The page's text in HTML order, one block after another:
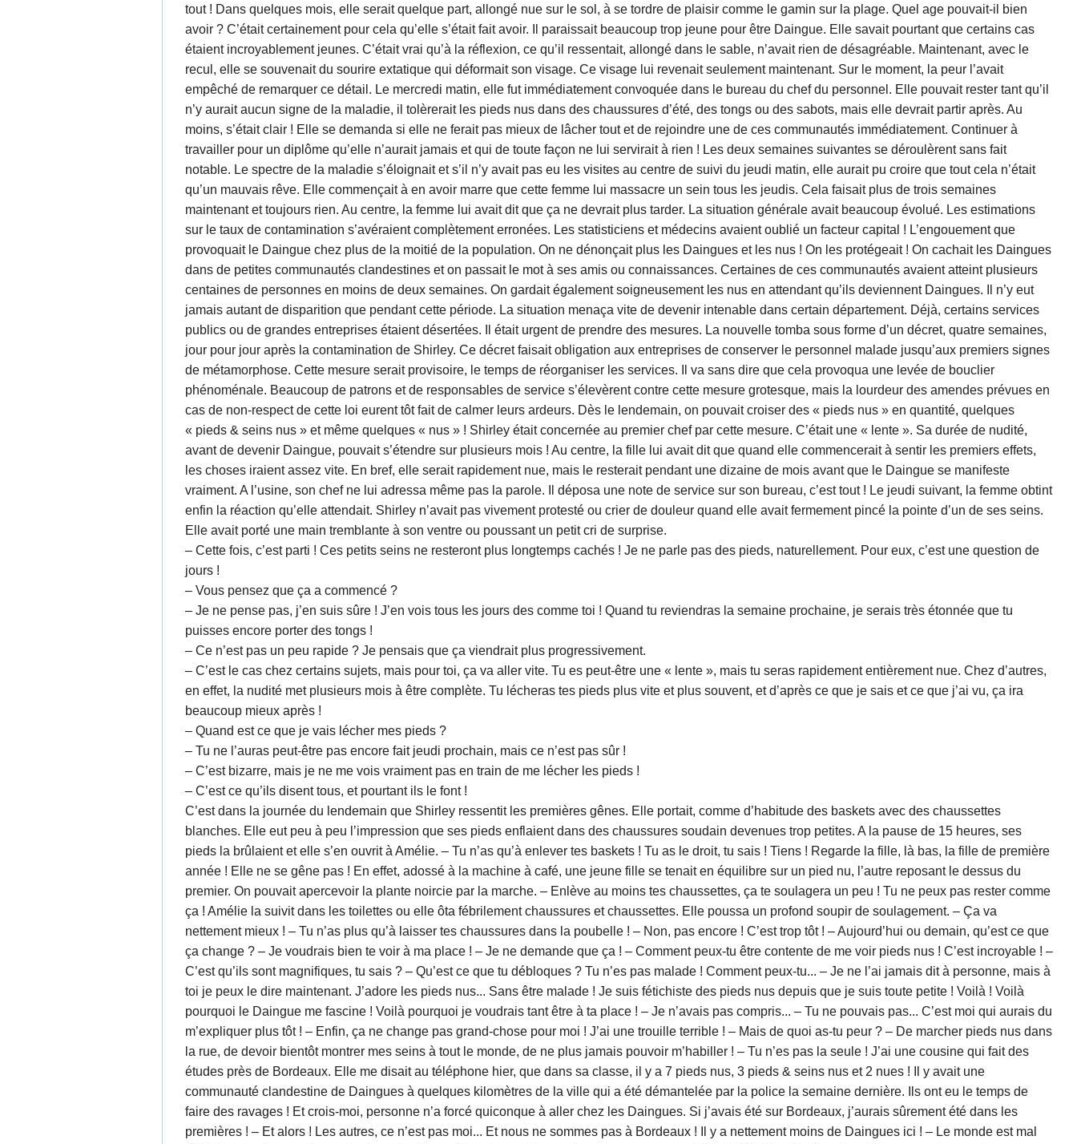
tout ! Dans quelques mois, elle serait quelque part, allongé nue sur le sol, à se tordre de plaisir comme le gamin sur la plage. Quel age pouvait-il bien
avoir ? C’était certainement pour cela qu’elle s’était fait avoir. Il paraissait beaucoup trop jeune pour être Daingue. Elle savait pourtant que certains cas
étaient incroyablement jeunes. C’était vrai qu’à la réflexion, ce qu’il ressentait, allongé dans le sable, n’avait rien de désagréable. Maintenant, avec le
recul, elle se souvenait du sourire extatique qui déformait son visage. Ce visage lui revenait seulement maintenant. Sur le moment, la peur l’avait
empêché de remarquer ce détail. Le mercredi matin, elle fut immédiatement convoquée dans le bureau du chef du personnel. Elle pouvait rester tant qu’il
n’y aurait aucun signe de la maladie, il tolèrerait les pieds nus dans des chaussures d’été, des tongs ou des sabots, mais elle devrait partir après. Au
moins, s’était clair ! Elle se demanda si elle ne ferait pas mieux de lâcher tout et de rejoindre une de ces communautés immédiatement. Continuer à
travailler pour un diplôme qu’elle n’aurait jamais et qui de toute façon ne lui servirait à rien ! Les deux semaines suivantes se déroulèrent sans fait
notable. Le spectre de la maladie s’éloignait et s’il n’y avait pas eu les visites au centre de suivi du jeudi matin, elle aurait pu croire que tout cela n’était
qu’un mauvais rêve. Elle commençait à en avoir marre que cette femme lui massacre un sein tous les jeudis. Cela faisait plus de trois semaines
maintenant et toujours rien. Au centre, la femme lui avait dit que ça ne devrait plus tarder. La situation générale avait beaucoup évolué. Les estimations
sur le taux de contamination s’avéraient complètement erronées. Les statisticiens et médecins avaient oublié un facteur capital ! L’engouement que
provoquait le Daingue chez plus de la moitié de la population. On ne dénonçait plus les Daingues et les nus ! On les protégeait ! On cachait les Daingues
dans de petites communautés clandestines et on passait le mot à ses amis ou connaissances. Certaines de ces communautés avaient atteint plusieurs
centaines de personnes en moins de deux semaines. On gardait également soigneusement les nus en attendant qu’ils deviennent Daingues. Il n’y eut
jamais autant de disparition que pendant cette période. La situation menaça vite de devenir intenable dans certain département. Déjà, certains services
publics ou de grandes entreprises étaient désertées. Il était urgent de prendre des mesures. La nouvelle tomba sous forme d’un décret, quatre semaines,
jour pour jour après la contamination de Shirley. Ce décret faisait obligation aux entreprises de conserver le personnel malade jusqu’aux premiers signes
de métamorphose. Cette mesure serait provisoire, le temps de réorganiser les services. Il va sans dire que cela provoqua une levée de bouclier
phénoménale. Beaucoup de patrons et de responsables de service s’élevèrent contre cette mesure grotesque, mais la lourdeur des amendes prévues en
cas de non-respect de cette loi eurent tôt fait de calmer leurs ardeurs. Dès le lendemain, on pouvait croiser des « pieds nus » en quantité, quelques
« pieds & seins nus » et même quelques « nus » ! Shirley était concernée au premier chef par cette mesure. C’était une « lente ». Sa durée de nudité,
avant de devenir Daingue, pouvait s’étendre sur plusieurs mois ! Au centre, la fille lui avait dit que quand elle commencerait à sentir les premiers effets,
les choses iraient assez vite. En bref, elle serait rapidement nue, mais le resterait pendant une dizaine de mois avant que le Daingue se manifeste
vraiment. A l’usine, son chef ne lui adressa même pas la parole. Il déposa une note de service sur son bureau, c’est tout ! Le jeudi suivant, la femme obtint
enfin la réaction qu’elle attendait. Shirley n’avait pas vivement protesté ou crier de douleur quand elle avait fermement pincé la pointe d’un de ses seins.
Elle avait porté une main tremblante à son ventre ou poussant un petit cri de surprise.
– Cette fois, c’est parti ! Ces petits seins ne resteront plus longtemps cachés ! Je ne parle pas des pieds, naturellement. Pour eux, c’est une question de
jours !
– Vous pensez que ça a commencé ?
– Je ne pense pas, j’en suis sûre ! J’en vois tous les jours des comme toi ! Quand tu reviendras la semaine prochaine, je serais très étonnée que tu
puisses encore porter des tongs !
– Ce n’est pas un peu rapide ? Je pensais que ça viendrait plus progressivement.
– C’est le cas chez certains sujets, mais pour toi, ça va aller vite. Tu es peut-être une « lente », mais tu seras rapidement entièrement nue. Chez d’autres,
en effet, la nudité met plusieurs mois à être complète. Tu lécheras tes pieds plus vite et plus souvent, et d’après ce que je sais et ce que j’ai vu, ça ira
beaucoup mieux après !
– Quand est ce que je vais lécher mes pieds ?
– Tu ne l’auras peut-être pas encore fait jeudi prochain, mais ce n’est pas sûr !
– C’est bizarre, mais je ne me vois vraiment pas en train de me lécher les pieds !
– C’est ce qu’ils disent tous, et pourtant ils le font !
C’est dans la journée du lendemain que Shirley ressentit les premières gênes. Elle portait, comme d’habitude des baskets avec des chaussettes blanches. Elle eut peu à peu l’impression que ses pieds enflaient dans des chaussures soudain devenues trop petites. A la pause de 15 heures, ses pieds la brûlaient et elle s’en ouvrit à Amélie. – Tu n’as qu’à enlever tes baskets ! Tu as le droit, tu sais ! Tiens ! Regarde la fille, là bas, la fille de première année ! Elle ne se gêne pas ! En effet, adossé à la machine à café, une jeune fille se tenait en équilibre sur un pied nu, l’autre reposant le dessus du premier. On pouvait apercevoir la plante noircie par la marche. – Enlève au moins tes chaussettes, ça te soulagera un peu ! Tu ne peux pas rester comme ça ! Amélie la suivit dans les toilettes ou elle ôta fébrilement chaussures et chaussettes. Elle poussa un profond soupir de soulagement. – Ça va nettement mieux ! – Tu n’as plus qu’à laisser tes chaussures dans la poubelle ! – Non, pas encore ! C’est trop tôt ! – Aujourd’hui ou demain, qu’est ce que ça change ? – Je voudrais bien te voir à ma place ! – Je ne demande que ça ! – Comment peux-tu être contente de me voir pieds nus ! C’est incroyable ! – C’est qu’ils sont magnifiques, tu sais ? – Qu’est ce que tu débloques ? Tu n’es pas malade ! Comment peux-tu... – Je ne l’ai jamais dit à personne, mais à toi je peux le dire maintenant. J’adore les pieds nus... Sans être malade ! Je suis fétichiste des pieds nus depuis que je suis toute petite ! Voilà ! Voilà pourquoi le Daingue me fascine ! Voilà pourquoi je voudrais tant être à ta place ! – Je n’avais pas compris... – Tu ne pouvais pas... C’est moi qui aurais du m’expliquer plus tôt ! – Enfin, ça ne change pas grand-chose pour moi ! J’ai une trouille terrible ! – Mais de quoi as-tu peur ? – De marcher pieds nus dans la rue, de devoir bientôt montrer mes seins à tout le monde, de ne plus jamais pouvoir m’habiller ! – Tu n’es pas la seule ! J’ai une cousine qui fait des études près de Bordeaux. Elle me disait au téléphone hier, que dans sa classe, il y a 7 pieds nus, 3 pieds & seins nus et 2 nues ! Il y avait une communauté clandestine de Daingues à quelques kilomètres de la ville qui a été démantelée par la police la semaine dernière. Ils ont eu le temps de faire des ravages ! Et crois-moi, personne n’a forcé quiconque à aller chez les Daingues. Si j’avais été sur Bordeaux, j’aurais sûrement été dans les premières ! – Et alors ! Les autres, ce n’est pas moi... Et nous ne sommes pas à Bordeaux ! Il y a nettement moins de Daingues ici ! – Le monde est mal fait ! Tu as tout ce que je voudrais avoir et tu craches dessus ! La reprise des cours sonna, évitant à Shirley de répondre. Elle essaya de remettre ses chaussettes, mais la grimace qu’elle fit résumait tout le drame de la situation. Elle étouffa presque un sanglot. Voilà ! Elle ne mettrait plus jamais de chaussettes ! Avec appréhension, elle enfila le pied nu droit dans sa basket. On ne pouvait pas dire que c’était vraiment agréable, mais c’était supportable. La fin d’après midi se passa comme dans un rêve. Elle aurait été incapable de répéter une seule phrase de ce qui avait été dit ! En sortant, Amélie proposa. – Tu m’offres un café chez toi ? Shirley haussa les épaules. – Pourquoi pas... – Allez ! Viens ! Il y a une chose qu’on doit absolument faire sur le chemin ! Elle attrapa Shirley par le bras et l’entraîna dans une direction qui n’était pas vraiment la plus courte pour rejoindre le studio de Shirley. Elle s’arrêta devant la vitrine d’un magazine de chaussures. Elle pointa un doigt sur une paire de sandales à fines lanières de cuir. – Voilà ce qu’il te faut ! Ça fera sûrement disparaître la perpétuelle grimace de douleur qui fripe ton visage depuis la pause ! Et puis, elles ne sont pas chères du tout, et pour le peu de temps ou tu vas pouvoir les supporter, c’est très bien ! Shirley ne put retenir un sourire. – Quand tu as quelques choses dans la tête ! Et pour rassurer les gens, tu ‘y connais aussi ! – Tu refuses de regarder la réalité en face. Il faut bien que je le fasse pour toi ! Heureusement, il y avait la pointure de Shirley, un petit 36. Un peu troublée, elle vit le regard d’Amélie s’allumer quand elle retira ses baskets. Elle dit à la vendeuse qu’elle les gardait aux pieds. Quand celle ci lui proposa d’emballer ses baskets, elle lui dit qu’elle pouvait les mettre à la poubelle. Elle avait peur de marcher pieds nus, mais elle devait reconnaître qu’il n’y a que pieds nus qu’elle se sentait bien. Même les sandales, sans la gêner réellement, semblaient inconfortables. Au moment de régler son achat, Amélie posa une paire de tongs sur le comptoir et lui glissant dans l’oreille. – Prend les en même temps... Dans quelques jours, tu en auras besoin. Inutile de revenir ! – Shirley haussa les épaules, mais paya la paire de tongs. Amélie était au centre du petit studio de Shirley. Elle tourna deux fois sur elle-même avant de lancer. – Tu sais qu’il va falloir que tu te débarrasses de pas mal de choses ! – Pourquoi ? – On dirait que tu le fais exprès ! Tu n’as pas encore compris, avec le coup des chaussettes tout à l’heure ? Tu vas devenir « nue », c’est à dire que tu ne vas plus supporter le moindre contact avec le tissu, même sa proximité te sera insupportable ! Tu comprends ça ? – Tu ne crois pas que tu dramatises un peu ? – Tu es vraiment incroyable ! Tu ouvres n’importe quel journal ou une quelconque revue et tous les détails de la progression du Daingue y sont décrit, en large, en long, et en travers, et toi tu trouves que je dramatise ! Tu ne sais pas lire ou quoi ? – Excuse-moi, mais j’ai tellement peur que j’évite soigneusement de lire quoi que ce soit ! – Ça ne te ressemble pas ! Alors je vais te dire, moi, ce qu’il va se passer ! Tu vas... – Non ! Ne dis rien ! Laisse-moi tranquille ! Elle s’enfuit à l’autre bout de la pièce, vers le petit renfoncement qui servait de chambre. Elle fit brusquement demi-tour en sanglotant et alla s’effondrer dans un coin de la minuscule cuisine. Amélie comprit immédiatement. Pas encore habituée à sa nouvelle condition, Shirley venait ne marcher sur la moquette de sa chambre et la douleur qu’elle avait ressentie, était la goutte d’eau qui faisait déborder le vase. Epuisée nerveusement, la jeune fille était en train de craquer. Amélie la rejoignit et la prit dans ses bras, en lui caressant les cheveux. – Allons ! Calme-toi ! Cela ne sert à rien de te mettre dans un état pareil ! Si je pouvais prendre ta place, je le ferais sans hésiter une seule seconde. Nous allons parler si tu veux, calmement, comme il y a longtemps que cela ne nous est pas arrivé... Tu veux bien ? Tu as besoin de parler... Il faut que tu parles ! – J’ai peur Amélie, je suis littéralement morte de trouille. Je ne sais plus ou j’en suis ! – De quoi as-tu peur ! Commence par le début ! – Mais de tout ça, du Daingue, de la nudité, de lé... – De lécher tes pieds nus, dit-le ! – Oui ! – Non ! Dis-le vraiment ! – Oui, j’ai peur de lécher mes pieds nus ! Là ! Tu es contente ? – C’est ce qui pourrait t’arriver de mieux dans l’état ou tu es. – Ho ! Je sais ! C’est ce que m’a dit la fille du centre de suivi ! « Ça ira beaucoup mieux après. » Mais je ne veux pas lécher mes pieds nus, je n’en ai aucune envie ! – C’est pourtant inévitable et tu le sais parfaitement ! – Non ! Je ne le sais pas et je ne veux pas le savoir ! Ça va ne donner quoi ! Et si ça m’arrive en pleine rue ou en plein cours ou même au boulot ! Et pourquoi ça irait-il mieux après ? – Ecoute, je suis peut-être mal placée pour en parler, mais si je me fie à tout ce que j’ai lu, parce que moi, le sujet m’intéresse beaucoup, c’est... Comme dire ça ? Tu as déjà couché avec un mec ? – Ben... Non. – Tu veux dire que tu es vierge, tu n’as jamais eu un orgasme ? – Ne me prend pas pour une conne quand même ! Je n’ai peut-être pas de mec, mais je ne suis pas manchot ! – Tu te masturbes souvent ? – Ben... C’est que... C’est personnel et... – Ecoute, on est que toute les deux et il fut un temps, on était plus intime que ça, non ? – Bon ! Ben, deux ou trois fois par semaine, quelquefois plus... – Pas si mal ! Sans rire ! Tu aimes cela ? Shirley, ne répondit pas, mais haussa les épaules en souriant. – Alors, tu imagines une de tes plus belles masturbations, un de tes plus beaux orgasmes, le plus fort, tu multiplies cette jouissance par au moins dix, et tu auras une petite idée de ce que tu ressentiras quand tu lécheras tes pieds nus ! – Ce serait beaucoup trop fort, voyons ! – Je ne sais pas, mais ce que je peux dire, c’est que tous les témoignages que j’ai lus et entendus sont unanimes sur ce point. – Moi, j’ai entendu que c’était plutôt de la douleur que ressentaient les Daingues quand ils se roulaient par terre – Ça, c’est le début de la propagande anti-Daingues ! C’est pour tenter de décourager les filles comme moi qui ne raterais pas une occasion de se faire contaminer. Comment la fille du centre s’est-elle aperçu que tu allais bientôt être pieds nus ? – Ben, elle m’a pincé un sein ! – Et ça t’a fait mal ? – Non ! Au contraire ! – Et bien tu vois ! C’est ça à la puissance 10 ! Shirley ne pleurait plus. Elle commençait à comprendre qu’à cause de son refus en bloc de tout ce qui touchait de prêt ou de loin au Daingue, c’était elle qui dramatisait, finalement. Elle en avait même oublié le visage heureux et le liquide qui s’échappait du sexe du garçon sur la plage. Ce n’est pas une attitude de douleur, en effet. Amélie avait lentement glissé une main dans le tee-shirt de Shirley. La jeune fille ne s’en aperçut que quand Amélie commença à jouer avec la pointe d’un sein. Sa poitrine se souleva et sa respiration s’accéléra. Elle laissa même échapper un soupir de plaisir, puis, elle se ressaisit vivement. Elle ôta la main d’Amélie et se leva brusquement. – Je ne suis pas lesbienne et j’ignorai que tu avais ce genre de penchant. – Je ne l’ai pas ! Mais comment t’expliquer, te faire comprendre... Bon je n’insiste pas